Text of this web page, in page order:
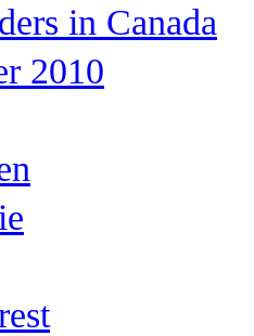
in Canada
2010